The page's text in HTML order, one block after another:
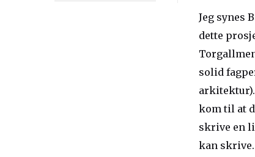
Jeg synes
dette
solid
kom til at
skrive en
kan